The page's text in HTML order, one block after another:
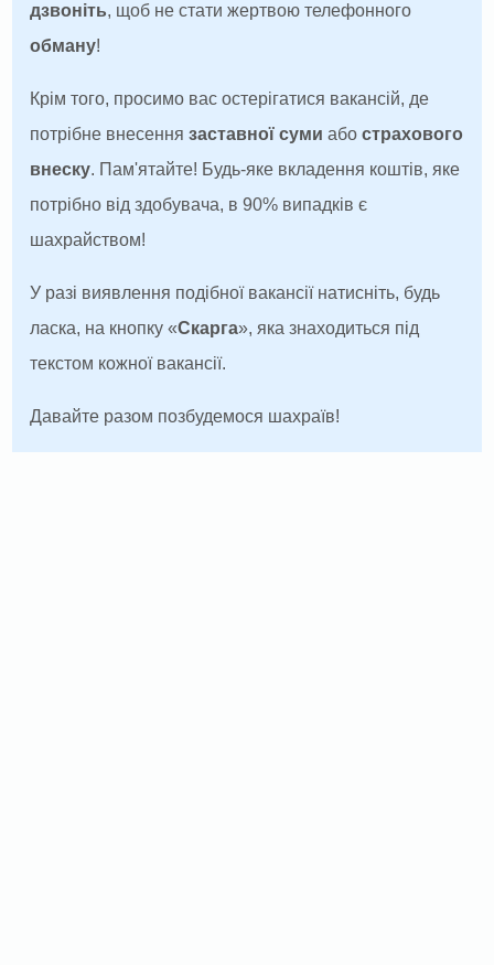
дзвоніть, щоб не стати жертвою телефонного
обману!
Крім того, просимо вас остерігатися вакансій, де
потрібне внесеннязаставної суми абострахового
внеску. Пам'ятайте! Будь-яке вкладення коштів, яке
потрібно від здобувача, в 90% випадків є
шахрайством!
У разі виявлення подібної вакансії натисніть, будь
ласка, на кнопку «Скарга», яка знаходиться під
текстом кожної вакансії.
Давайте разом позбудемося шахраїв!